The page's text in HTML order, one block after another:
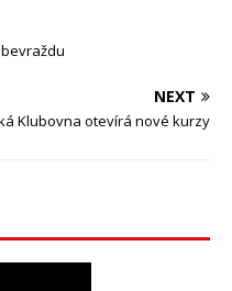
NEXT
Klubovna otevírá nové kurzy